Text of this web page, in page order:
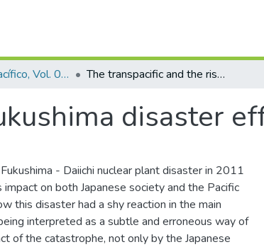
Mundo Asia Pacífico, Vol. 04, Núm. 06 (2015) The transpacific and the risk: Fukushima disaster effects
disaster
- Daiichi nuclear plant disaster in 2011
on both Japanese society and the Pacific
this disaster had a shy reaction in the main
interpreted as a subtle and erroneous way of
of the catastrophe, not only by the Japanese